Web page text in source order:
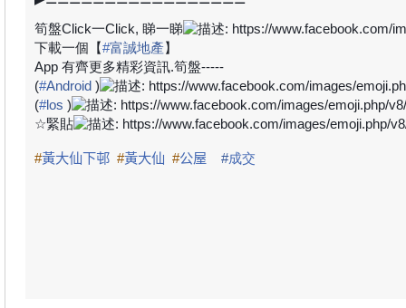
筍盤Click一Click, 睇一睇
下載一個【#富誠地產】
App 有齊更多精彩資訊.筍盤-----
(#Android )
(#los )
☆緊貼
#黃大仙下邨 #黃大仙 #公屋 #成交